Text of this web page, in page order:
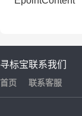
寻标宝
首页
联系我们
联系客服